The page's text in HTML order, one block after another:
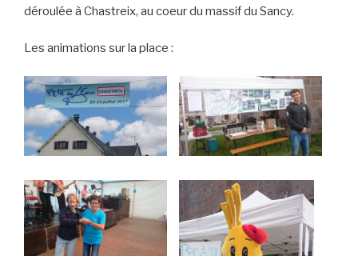
déroulée à Chastreix, au coeur du massif du Sancy.
Les animations sur la place :